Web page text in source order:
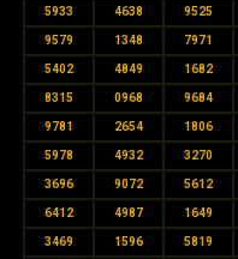
5933 4638 9525
9579 1348 7971
5402 4849 1682
8315 0968 9684
9781 2654 1806
5978 4932 3270
3696 9072 5612
6412 4987 1649
3469 1596 5819